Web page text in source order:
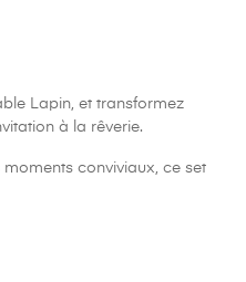
Lapin, et transformez
à la rêverie.
conviviaux, ce set